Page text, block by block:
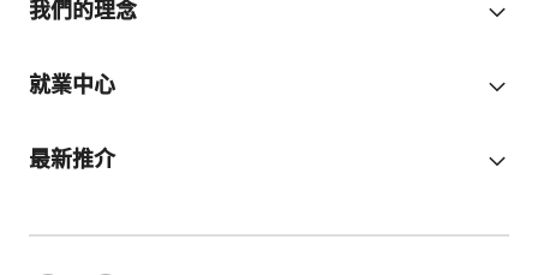
我們的理念
就業中心
最新推介